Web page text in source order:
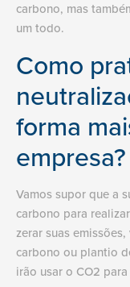
carbono, mas
um todo.
Como
forma
empresa?
Vamos supor que a
carbono para
zerar suas
carbono ou plantio
irão usar o CO2